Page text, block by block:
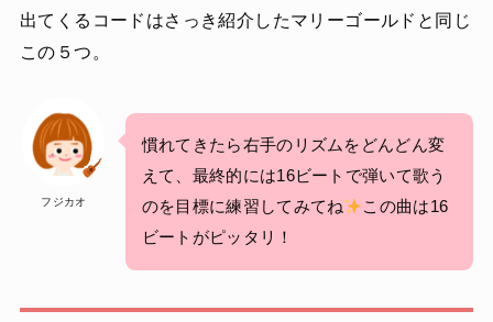
出てくるコードはさっき紹介したマリーゴールドと同じ
この５つ。
フジカオ
慣れてきたら右手のリズムをどんどん変
えて、最終的には16ビートで弾いて歌う
のを目標に練習してみてね
この曲は16
ビートがピッタリ！